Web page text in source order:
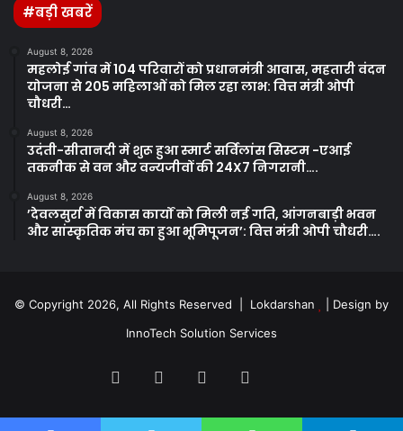
#बड़ी खबरें
August 8, 2026
महलोई गांव में 104 परिवारों को प्रधानमंत्री आवास, महतारी वंदन
योजना से 205 महिलाओं को मिल रहा लाभ: वित्त मंत्री ओपी
चौधरी…
August 8, 2026
उदंती-सीतानदी में शुरू हुआ स्मार्ट सर्विलांस सिस्टम -एआई
तकनीक से वन और वन्यजीवों की 24X7 निगरानी….
August 8, 2026
’देवलसुर्रा में विकास कार्यों को मिली नई गति, आंगनबाड़ी भवन
और सांस्कृतिक मंच का हुआ भूमिपूजन’: वित्त मंत्री ओपी चौधरी….
© Copyright 2026, All Rights Reserved | Lokdarshan
| Design by
InnoTech Solution Services
FacebookTwitter YouTube